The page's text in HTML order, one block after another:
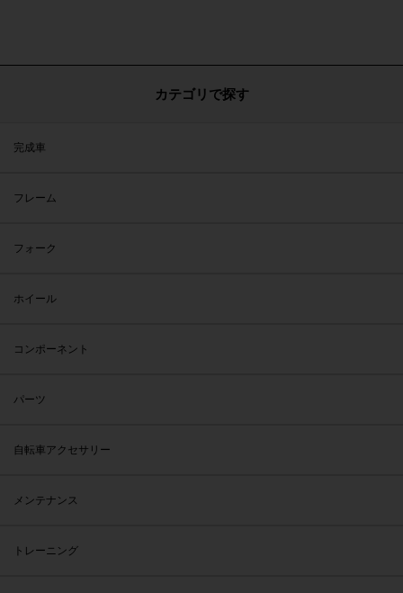
カテゴリで探す
完成車
フレーム
フォーク
ホイール
コンポーネント
パーツ
自転車アクセサリー
メンテナンス
トレーニング